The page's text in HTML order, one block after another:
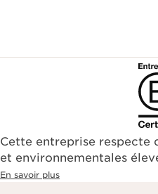
Cette entreprise respecte
et environnementales
En savoir plus